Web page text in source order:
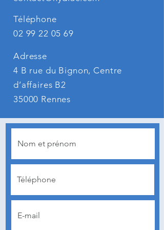
Téléphone
02 99 22 05 69
Adresse
4 B rue du Bignon, Centre
d’affaires B2
35000 Rennes